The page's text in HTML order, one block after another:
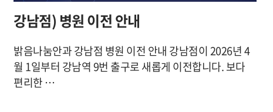
강남점) 병원 이전 안내
밝음나눔안과 강남점 병원 이전 안내 강남점이 2026년 4
월 1일부터 강남역 9번 출구로 새롭게 이전합니다. 보다
편리한 …